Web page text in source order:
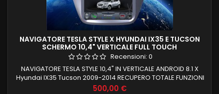
NAVIGATORE TESLA STYLE X HYUNDAI IX35 E TUCSON
SCHERMO 10,4" VERTICALE FULL TOUCH
Recensioni: 0
NAVIGATORE TESLA STYLE 10,4" IN VERTICALE ANDROID 8.1 X
Hyundai IX35 Tucson 2009-2014 RECUPERO TOTALE FUNZIONI
DI BORDO E COMANDI AL VOLANTE 2GB RAM 32 GB ROM
Prezzo
500,00 €